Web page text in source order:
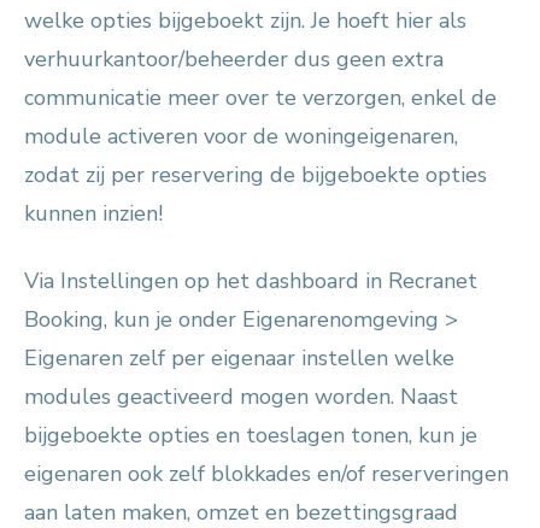
welke opties bijgeboekt zijn. Je hoeft hier als
verhuurkantoor/beheerder dus geen extra
communicatie meer over te verzorgen, enkel de
module activeren voor de woningeigenaren,
zodat zij per reservering de bijgeboekte opties
kunnen inzien!
Via Instellingen op het dashboard in Recranet
Booking, kun je onder Eigenarenomgeving >
Eigenaren zelf per eigenaar instellen welke
modules geactiveerd mogen worden. Naast
bijgeboekte opties en toeslagen tonen, kun je
eigenaren ook zelf blokkades en/of reserveringen
aan laten maken, omzet en bezettingsgraad